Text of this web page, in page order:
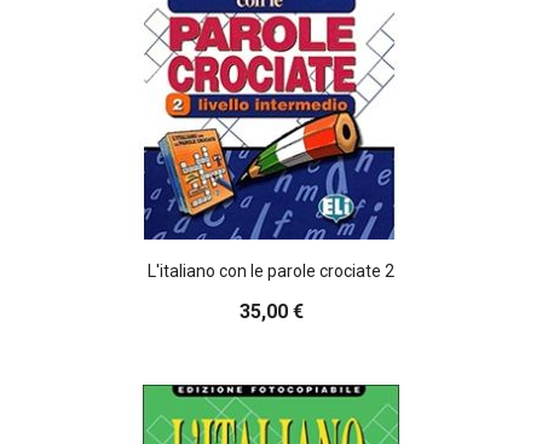
Utilizziamo i cookie per personalizzare contenuti ed
annunci, per fornire funzionalità dei social media e per
analizzare il nostro traffico. Condividiamo inoltre
informazioni sul modo in cui utilizza il nostro sito con i
nostri partner che si occupano di analisi dei dati web,
pubblicità e social media, i quali potrebbero combinarle
con altre informazioni che ha fornito loro o che hanno
raccolto dal suo utilizzo dei loro servizi.
L'italiano con le parole crociate 2
35,00 €